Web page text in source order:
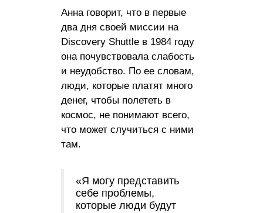
Анна говорит, что в первые
два дня своей миссии на
Discovery Shuttle в 1984 году
она почувствовала слабость
и неудобство. По ее словам,
люди, которые платят много
денег, чтобы полететь в
космос, не понимают всего,
что может случиться с ними
там.
«Я могу представить
себе проблемы,
которые люди будут